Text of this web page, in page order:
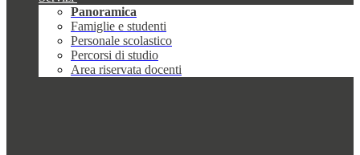
Panoramica
Famiglie e studenti
Personale scolastico
Percorsi di studio
Area riservata docenti